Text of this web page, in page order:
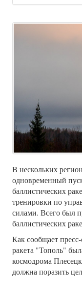
В нескольких
одновременный
баллистических
тренировки по
силами. Всего был
баллистических
Как сообщает
ракета "Тополь"
космодрома
должна поразить